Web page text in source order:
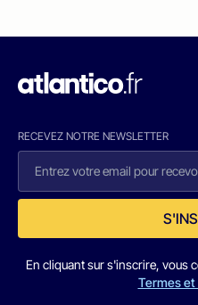
RECEVEZ NOTRE NEWSLETTER
En cliquant sur s'inscrire, vous
Termes